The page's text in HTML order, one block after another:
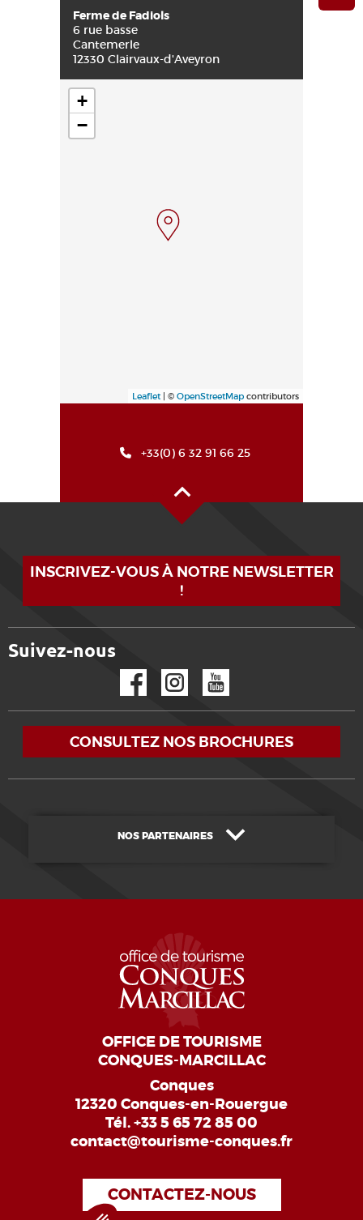
Ferme de Fadiols
6 rue basse
Cantemerle
12330 Clairvaux-d'Aveyron
+
−
Leaflet| © OpenStreetMap contributors
+33(0) 6 32 91 66 25
INSCRIVEZ-VOUS À NOTRE NEWSLETTER
!
Suivez-nous
CONSULTEZ NOS BROCHURES
NOS PARTENAIRES
OFFICE DE TOURISME
CONQUES-MARCILLAC
Conques
12320 Conques-en-Rouergue
Tél.+33 5 65 72 85 00
contact@tourisme-conques.fr
CONTACTEZ-NOUS